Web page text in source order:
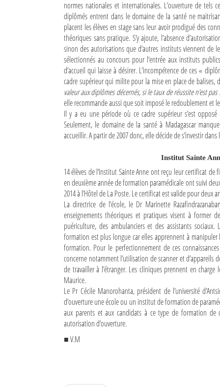
L'actualité du tourisme
Sites touristiques
Diego Suarez Pratique
Les Petites Annonces
La Tribune de Diego en PDF
normes nationales et internationales. L’ouverture de
diplômés entrent dans le domaine de la santé ne
placent les élèves en stage sans leur avoir prodigué des
théoriques sans pratique. S’y ajoute, l’absence
sinon des autorisations que d’autres instituts viennent de
sélectionnés au concours pour l’entrée aux instituts
d’accueil qui laisse à désirer. L’incompétence de ces «
cadre supérieur qui milite pour la mise en place de balises,
valeur aux diplômes décernés, si le taux de réussite n’est
elle recommande aussi que soit imposé le redoublement et
Il y a eu une période où ce cadre supérieur s’est
Seulement, le domaine de la santé à Madagascar
accueillir. A partir de 2007 donc, elle décide de s’investir
Institut Sainte
14 élèves de l’Institut Sainte Anne ont reçu leur certificat
en deuxième année de formation paramédicale ont suivi
2014 à l’Hôtel de La Poste. Le certificat est valide pour
La directrice de l’école, le Dr Marinette
enseignements théoriques et pratiques visent à former
puériculture, des ambulanciers et des assistants
formation est plus longue car elles apprennent à
formation. Pour le perfectionnement de ces
concerne notamment l’utilisation de scanner et
de travailler à l’étranger. Les cliniques prennent en
Maurice.
Le Pr Cécile Manorohanta, président de l’université
d’ouverture une école ou un institut de formation de
aux parents et aux candidats à ce type de formation de
autorisation d’ouverture.
■ V.M